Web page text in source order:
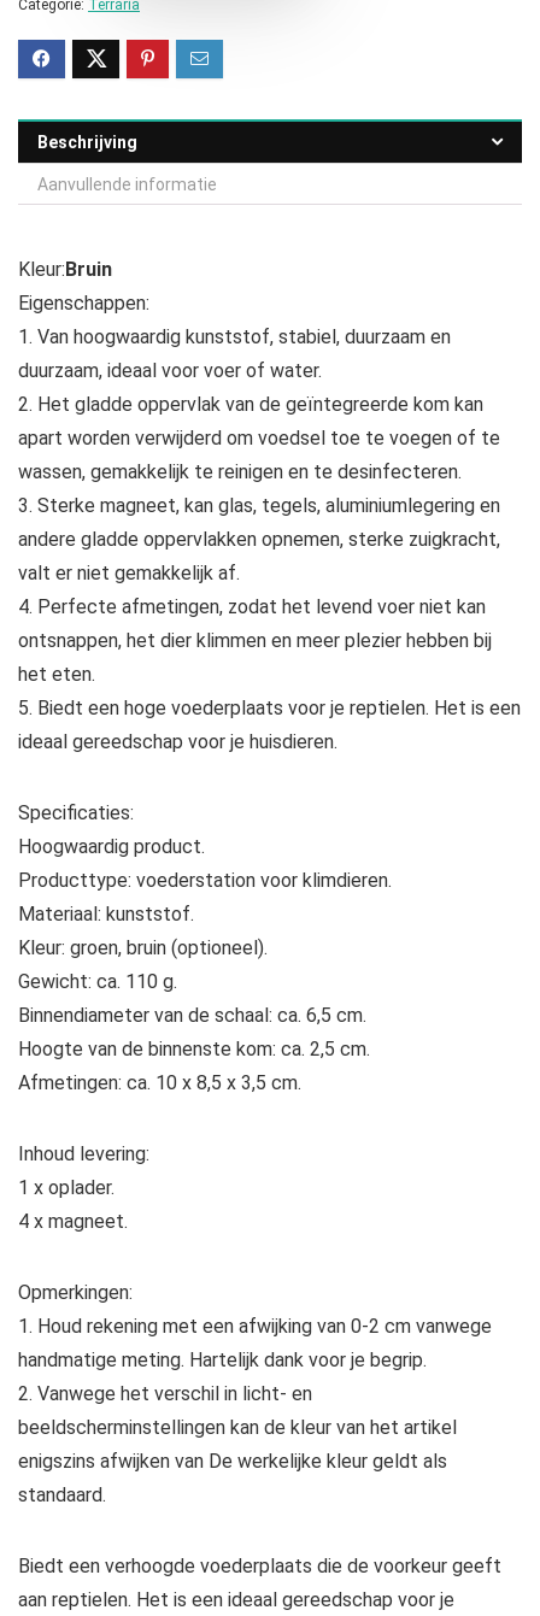
Categorie: Terraria
Beschrijving
Aanvullende informatie
Kleur:Bruin
Eigenschappen:
1. Van hoogwaardig kunststof, stabiel, duurzaam en
duurzaam, ideaal voor voer of water.
2. Het gladde oppervlak van de geïntegreerde kom kan
apart worden verwijderd om voedsel toe te voegen of te
wassen, gemakkelijk te reinigen en te desinfecteren.
3. Sterke magneet, kan glas, tegels, aluminiumlegering en
andere gladde oppervlakken opnemen, sterke zuigkracht,
valt er niet gemakkelijk af.
4. Perfecte afmetingen, zodat het levend voer niet kan
ontsnappen, het dier klimmen en meer plezier hebben bij
het eten.
5. Biedt een hoge voederplaats voor je reptielen. Het is een
ideaal gereedschap voor je huisdieren.
Specificaties:
Hoogwaardig product.
Producttype: voederstation voor klimdieren.
Materiaal: kunststof.
Kleur: groen, bruin (optioneel).
Gewicht: ca. 110 g.
Binnendiameter van de schaal: ca. 6,5 cm.
Hoogte van de binnenste kom: ca. 2,5 cm.
Afmetingen: ca. 10 x 8,5 x 3,5 cm.
Inhoud levering:
1 x oplader.
4 x magneet.
Opmerkingen:
1. Houd rekening met een afwijking van 0-2 cm vanwege
handmatige meting. Hartelijk dank voor je begrip.
2. Vanwege het verschil in licht- en
beeldscherminstellingen kan de kleur van het artikel
enigszins afwijken van De werkelijke kleur geldt als
standaard.
Biedt een verhoogde voederplaats die de voorkeur geeft
aan reptielen. Het is een ideaal gereedschap voor je